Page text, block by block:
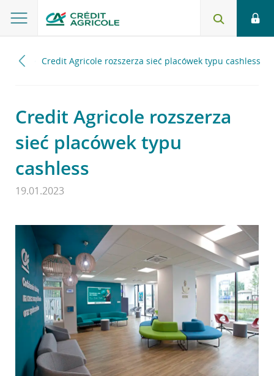
2023 Credit Agricole rozszerza sieć placówek typu cashless
Credit Agricole rozszerza
sieć placówek typu
cashless
19.01.2023